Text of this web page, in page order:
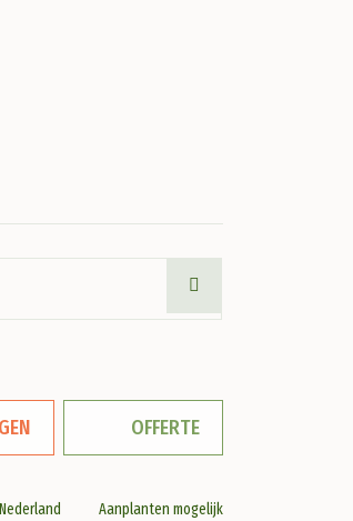
OFFERTE
Aanplanten mogelijk